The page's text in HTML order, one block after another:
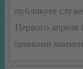
публикует
Первого апреля
ценными